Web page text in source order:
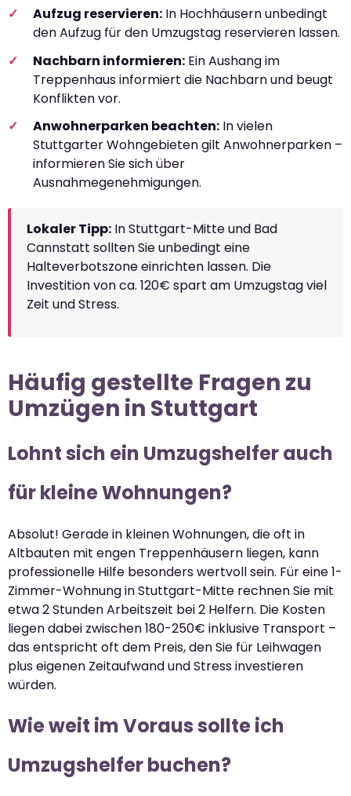
Aufzug reservieren: In Hochhäusern unbedingt
den Aufzug für den Umzugstag reservieren lassen.
Nachbarn informieren: Ein Aushang im
Treppenhaus informiert die Nachbarn und beugt
Konflikten vor.
Anwohnerparken beachten: In vielen
Stuttgarter Wohngebieten gilt Anwohnerparken –
informieren Sie sich über
Ausnahmegenehmigungen.
Lokaler Tipp: In Stuttgart-Mitte und Bad
Cannstatt sollten Sie unbedingt eine
Halteverbotszone einrichten lassen. Die
Investition von ca. 120€ spart am Umzugstag viel
Zeit und Stress.
Häufig gestellte Fragen zu
Umzügen in Stuttgart
Lohnt sich ein Umzugshelfer auch
für kleine Wohnungen?
Absolut! Gerade in kleinen Wohnungen, die oft in
Altbauten mit engen Treppenhäusern liegen, kann
professionelle Hilfe besonders wertvoll sein. Für eine 1-
Zimmer-Wohnung in Stuttgart-Mitte rechnen Sie mit
etwa 2 Stunden Arbeitszeit bei 2 Helfern. Die Kosten
liegen dabei zwischen 180-250€ inklusive Transport –
das entspricht oft dem Preis, den Sie für Leihwagen
plus eigenen Zeitaufwand und Stress investieren
würden.
Wie weit im Voraus sollte ich
Umzugshelfer buchen?